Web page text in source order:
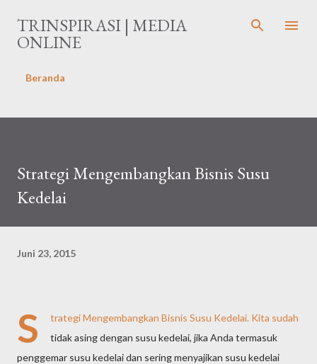
Langsung ke konten utama
TRINSPIRASI | MEDIA
ONLINE
Beranda
Strategi Mengembangkan Bisnis Susu
Kedelai
Juni 23, 2015
S trategi Mengembangkan Bisnis Susu Kedelai. Kita sudah
tidak asing dengan susu kedelai, jika Anda termasuk
penggemar susu kedelai dan sering menyajikan susu kedelai